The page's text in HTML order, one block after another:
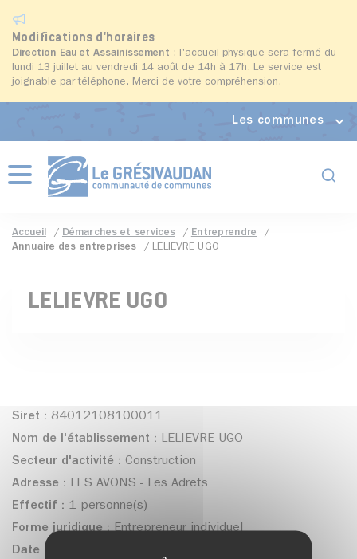
Modifications d'horaires
Direction Eau et Assainissement : l'accueil physique sera fermé du
lundi 13 juillet au vendredi 14 août de 14h à 17h. Le service est
joignable par téléphone. Merci de votre compréhension.
Les communes
Menu
Accueil Démarches et services
Entreprendre
Annuaire des entreprises
LELIEVRE UGO
LELIEVRE UGO
Siret : 84012108100011
Nom de l'établissement : LELIEVRE UGO
Secteur d'activité : Construction
Adresse : LES AVONS - Les Adrets
Effectif : 1 personne(s)
Forme juridique :Entrepreneur individuel
Date de création :